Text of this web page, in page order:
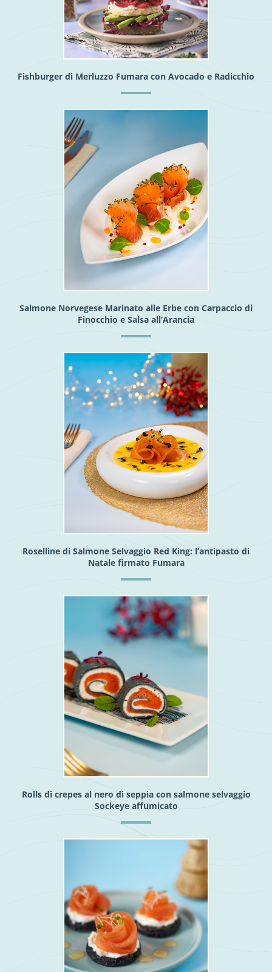
Fishburger di Merluzzo Fumara con Avocado e Radicchio
Salmone Norvegese Marinato alle Erbe con Carpaccio di
Finocchio e Salsa all’Arancia
Roselline di Salmone Selvaggio Red King: l’antipasto di
Natale firmato Fumara
Rolls di crepes al nero di seppia con salmone selvaggio
Sockeye affumicato